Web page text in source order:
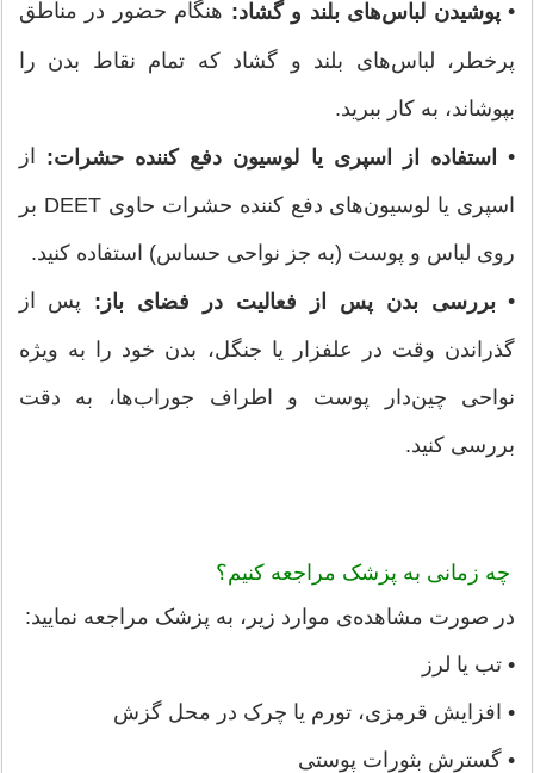
•پوشیدن لباس‌های بلند و گشاد: هنگام حضور در مناطق
پرخطر، لباس‌های بلند و گشاد که تمام نقاط بدن را
بپوشاند، به کار ببرید.
•استفاده از اسپری یا لوسیون دفع کننده حشرات: از
اسپری یا لوسیون‌های دفع کننده حشرات حاوی DEET بر
روی لباس و پوست (به جز نواحی حساس) استفاده کنید.
•بررسی بدن پس از فعالیت در فضای باز: پس از
گذراندن وقت در علفزار یا جنگل، بدن خود را به ویژه
نواحی چین‌دار پوست و اطراف جوراب‌ها، به دقت
بررسی کنید.
چه زمانی به پزشک مراجعه کنیم؟
در صورت مشاهده‌ی موارد زیر، به پزشک مراجعه نمایید:
• تب یا لرز
• افزایش قرمزی، تورم یا چرک در محل گزش
• گسترش بثورات پوستی